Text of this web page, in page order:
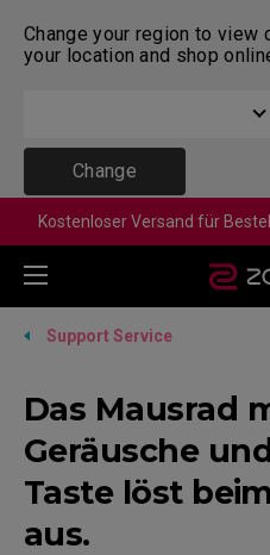
Change your region to view
your location and shop
Change
Kostenloser Versand für
Support Service
Das Mausrad
Geräusche
Taste löst
aus.